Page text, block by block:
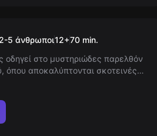
2-5 άνθρωποι12+70 min.
οδηγεί στο μυστηριώδες παρελθόν
όπου αποκαλύπτονται σκοτεινές
όσα νομίζατε ότι γνωρίζατε; Οι
αλλά η αλήθεια